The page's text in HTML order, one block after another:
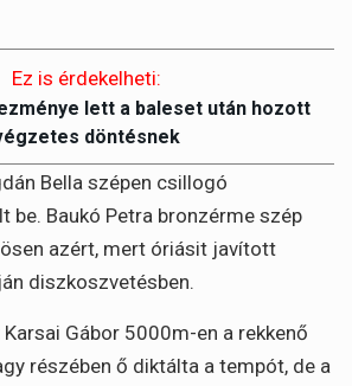
Ez is érdekelheti:
lett a baleset után hozott
döntésnek
Bella szépen csillogó
be. Baukó Petra bronzérme szép
azért, mert óriásit javított
diszkoszvetésben.
Gábor 5000m-en a rekkenő
részében ő diktálta a tempót, de a